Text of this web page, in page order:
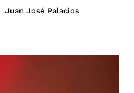
Juan José Palacios